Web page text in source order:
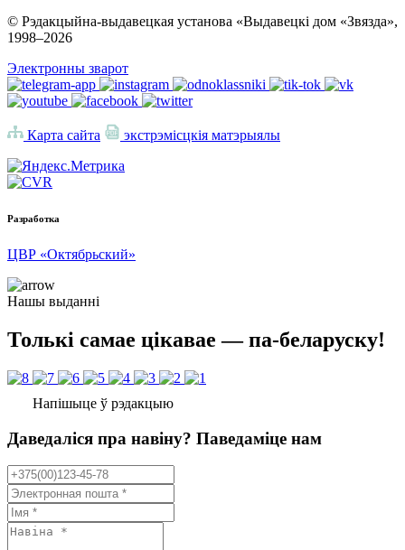
© Рэдакцыйна-выдавецкая установа «Выдавецкі дом «Звязда»,
1998–2026
Электронны зварот
Карта сайта экстрэмісцкія матэрыялы
Разработка
ЦВР «Октябрьский»
Нашы выданні
Толькі самае цікавае — па-беларуску!
Напішыце ў рэдакцыю
Даведаліся пра навіну? Паведаміце нам